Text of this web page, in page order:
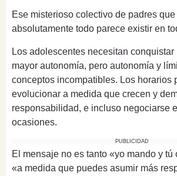
Ese misterioso colectivo de padres
absolutamente todo parece existir en
Los adolescentes necesitan
mayor autonomía, pero autonomía y
conceptos incompatibles. Los horarios
evolucionar a medida que crecen y
responsabilidad, e incluso negociarse
ocasiones.
PUBLICIDAD
El mensaje no es tanto «yo mando y tú
«a medida que puedes asumir más